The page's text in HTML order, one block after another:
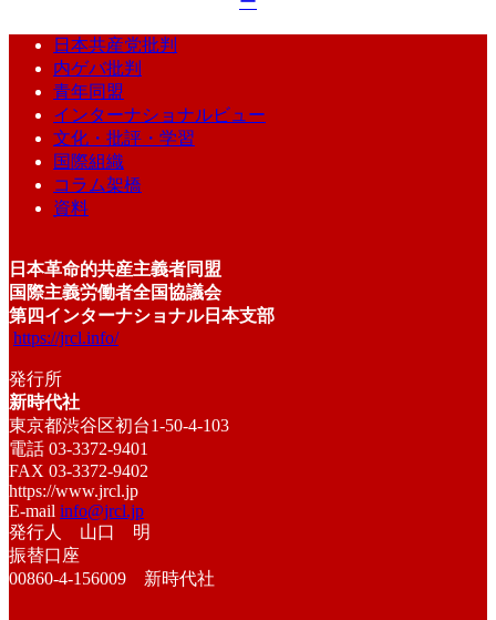
日本共産党批判
内ゲバ批判
青年同盟
インターナショナルビュー
文化・批評・学習
国際組織
コラム架橋
資料
日本革命的共産主義者同盟
国際主義労働者全国協議会
第四インターナショナル日本支部
https://jrcl.info/
発行所
新時代社
東京都渋谷区初台1-50-4-103
電話 03-3372-9401
FAX 03-3372-9402
https://www.jrcl.jp
E-mail info@jrcl.jp
発行人 山口 明
振替口座
00860-4-156009 新時代社